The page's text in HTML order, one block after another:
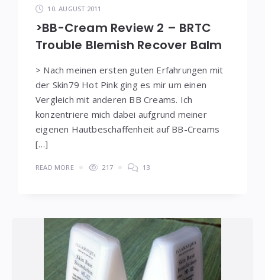
10. AUGUST 2011
>BB-Cream Review 2 – BRTC
Trouble Blemish Recover Balm
> Nach meinen ersten guten Erfahrungen mit
der Skin79 Hot Pink ging es mir um einen
Vergleich mit anderen BB Creams. Ich
konzentriere mich dabei aufgrund meiner
eigenen Hautbeschaffenheit auf BB-Creams
[…]
READ MORE 217 13